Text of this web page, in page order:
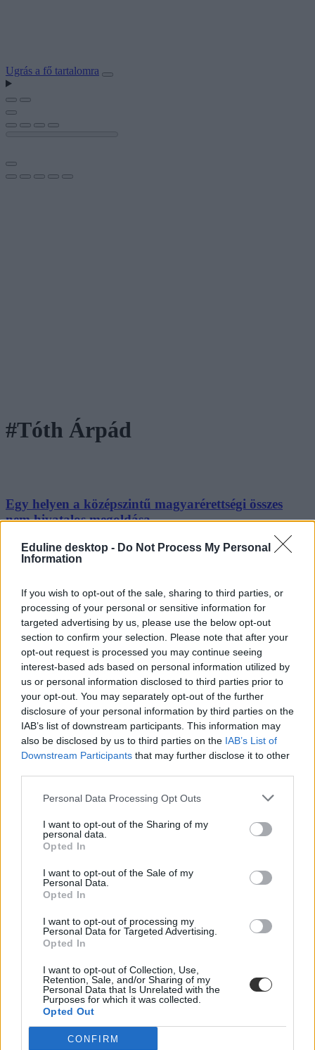
Eduline desktop - Do Not Process My Personal
Information
If you wish to opt-out of the sale, sharing to third parties, or
processing of your personal or sensitive information for
targeted advertising by us, please use the below opt-out
section to confirm your selection. Please note that after your
opt-out request is processed you may continue seeing
interest-based ads based on personal information utilized by
us or personal information disclosed to third parties prior to
your opt-out. You may separately opt-out of the further
disclosure of your personal information by third parties on the
IAB’s list of downstream participants. This information may
also be disclosed by us to third parties on the IAB’s List of
Downstream Participants that may further disclose it to other
Personal Data Processing Opt Outs
I want to opt-out of the Sharing of my
personal data.
Opted In
I want to opt-out of the Sale of my
Personal Data.
Opted In
I want to opt-out of processing my
Personal Data for Targeted Advertising.
Opted In
I want to opt-out of Collection, Use,
Retention, Sale, and/or Sharing of my
Personal Data that Is Unrelated with the
Purposes for which it was collected.
Opted Out
CONFIRM
Ugrás a fő tartalomra
#Tóth Árpád
Egy helyen a középszintű magyarérettségi összes
nem hivatalos megoldása
Minden, amit a 2023-as közép-magyarról tudni akartál és tőled
kérdezték meg négy órán keresztül.
Eduline
"Eleve volt benne egy ördög, már emiatt egyszerű
volt" - diákok a középszintű magyarérettségiről
Nem érezték nehéznek, de voltak benne kifejezetten szivatós
kérdések is - így jellemezték kérdéseinkre a 2023-as középszintű
magyarérettségit a diákok. 14 órakor közöljük a középszintű magyar
nem hivatalos megoldásait.
Eduline